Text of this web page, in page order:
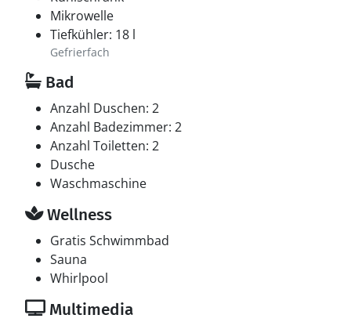
Mikrowelle
Tiefkühler: 18 l
Gefrierfach
Bad
Anzahl Duschen: 2
Anzahl Badezimmer: 2
Anzahl Toiletten: 2
Dusche
Waschmaschine
Wellness
Gratis Schwimmbad
Sauna
Whirlpool
Multimedia